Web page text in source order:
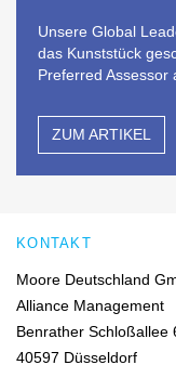
Unsere Global
das Kunststück
Preferred Assessor
ZUM ARTIKEL
KONTAKT
Moore Deutschland
Alliance Management
Benrather Schloßallee
40597 Düsseldorf